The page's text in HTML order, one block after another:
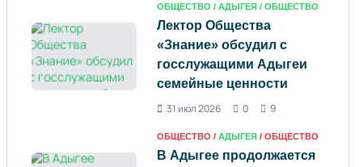
ОБЩЕСТВО / АДЫГЕЯ / ОБЩЕСТВО
Лектор Общества
«Знание» обсудил с
госслужащими Адыгеи
семейные ценности
31 июл 2026
0 9
ОБЩЕСТВО / АДЫГЕЯ / ОБЩЕСТВО
В Адыгее продолжается